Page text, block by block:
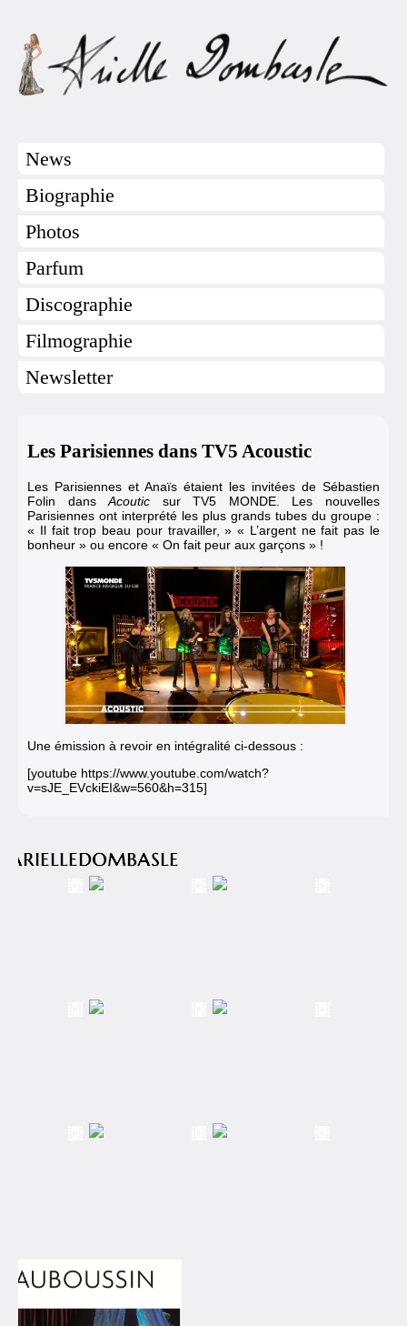
News
Biographie
Photos
Parfum
Discographie
Filmographie
Newsletter
Les Parisiennes dans TV5 Acoustic
Les Parisiennes et Anaïs étaient les invitées de Sébastien
Folin dansAcoutic sur TV5 MONDE. Les nouvelles
Parisiennes ont interprété les plus grands tubes du groupe :
« Il fait trop beau pour travailler, » « L’argent ne fait pas le
bonheur » ou encore « On fait peur aux garçons » !
Une émission à revoir en intégralité ci-dessous :
[youtube https://www.youtube.com/watch?
v=sJE_EVckiEI&w=560&h=315]